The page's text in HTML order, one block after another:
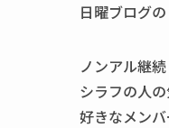
日曜ブログの
ノンアル継
シラフの人
好きなメン